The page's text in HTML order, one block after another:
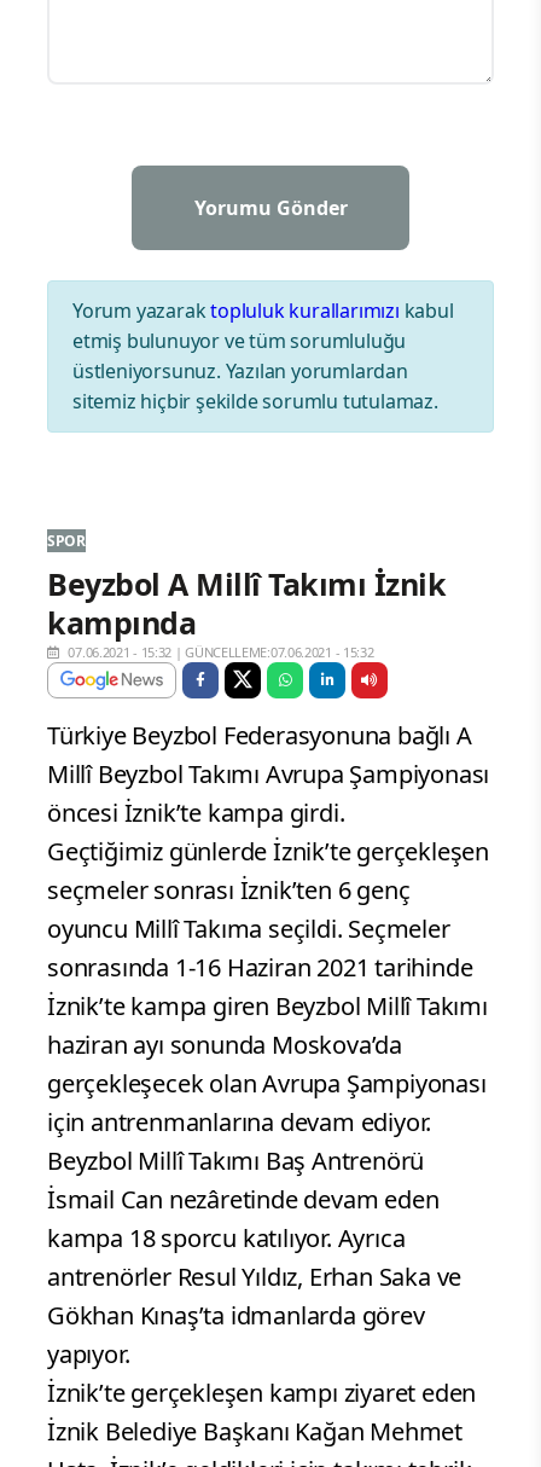
Yorum yazaraktopluluk kurallarımızı kabul
etmiş bulunuyor ve tüm sorumluluğu
üstleniyorsunuz. Yazılan yorumlardan
sitemiz hiçbir şekilde sorumlu tutulamaz.
SPOR
Beyzbol A Millî Takımı İznik
kampında
07.06.2021 - 15:32 |GÜNCELLEME:07.06.2021 - 15:32
Türkiye Beyzbol Federasyonuna bağlı A
Millî Beyzbol Takımı Avrupa Şampiyonası
öncesi İznik’te kampa girdi.
Geçtiğimiz günlerde İznik’te gerçekleşen
seçmeler sonrası İznik’ten 6 genç
oyuncu Millî Takıma seçildi. Seçmeler
sonrasında 1-16 Haziran 2021 tarihinde
İznik’te kampa giren Beyzbol Millî Takımı
haziran ayı sonunda Moskova’da
gerçekleşecek olan Avrupa Şampiyonası
için antrenmanlarına devam ediyor.
Beyzbol Millî Takımı Baş Antrenörü
İsmail Can nezâretinde devam eden
kampa 18 sporcu katılıyor. Ayrıca
antrenörler Resul Yıldız, Erhan Saka ve
Gökhan Kınaş’ta idmanlarda görev
yapıyor.
İznik’te gerçekleşen kampı ziyaret eden
İznik Belediye Başkanı Kağan Mehmet